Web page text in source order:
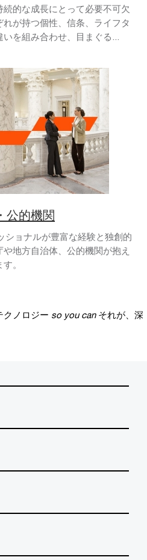
的な成長にとって必要不可欠
が持つ個性、信条、ライフタ
を組み合わせ、目まぐる...
公的機関
ショナルが豊富な経験と独創的
地方自治体、公的機関が抱え
。
クノロジー so you can それが、深